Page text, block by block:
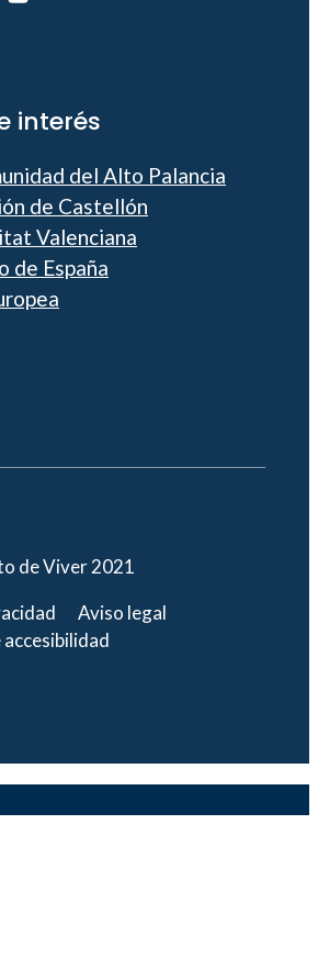
interés
del Alto Palancia
de Castellón
Valenciana
de España
de Viver 2021
Aviso legal